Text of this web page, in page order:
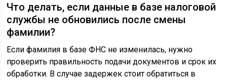
Что делать, если данные в базе налоговой
службы не обновились после смены
фамилии?
Если фамилия в базе ФНС не изменилась, нужно
проверить правильность подачи документов и срок их
обработки. В случае задержек стоит обратиться в